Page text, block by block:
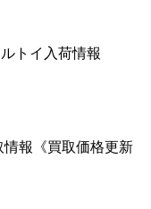
トイ入荷情報
情報《買取価格更新